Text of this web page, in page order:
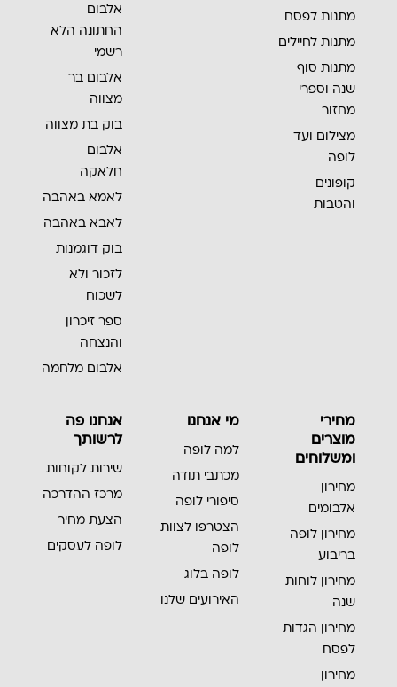
מתנות לפסח
מתנות לחיילים
מתנות סוף
שנה וספרי
מחזור
מצילום ועד
לופה
קופונים
והטבות
אלבום
החתונה הלא
רשמי
אלבום בר
מצווה
בוק בת מצווה
אלבום
חלאקה
לאמא באהבה
לאבא באהבה
בוק דוגמנות
לזכור ולא
לשכוח
ספר זיכרון
והנצחה
אלבום מלחמה
מחירי
מוצרים
ומשלוחים
מחירון
אלבומים
מחירון לופה
בריבוע
מחירון לוחות
שנה
מחירון הגדות
לפסח
מחירון
מי אנחנו
למה לופה
מכתבי תודה
סיפורי לופה
הצטרפו לצוות
לופה
לופה בלוג
האירועים שלנו
אנחנו פה
לרשותך
שירות לקוחות
מרכז ההדרכה
הצעת מחיר
לופה לעסקים